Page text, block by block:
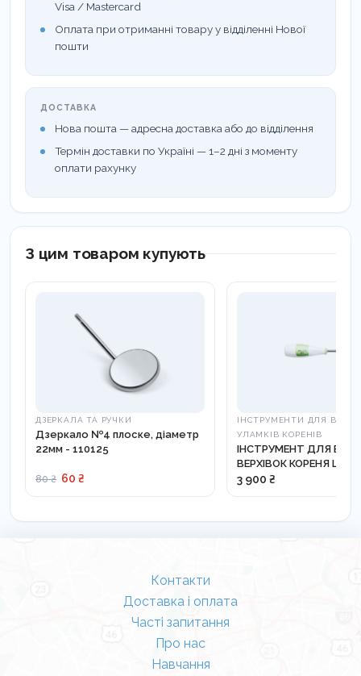
Активатор2 використовується нова лінійка, так
як змінилась відстань між розмірами у порівнянні
зі стандартними ЛМ-Активаторами.
Використовувати класичну лінійку LM-
OrthoSizer з новими моделями або нову лінійку
LM-OrthoSizer2 зі стандартними моделями не
можна!
Visa / Mastercard
Оплата при отриманні товару у відділенні Нової
пошти
ДОСТАВКА
Нова пошта — адресна доставка або до відділення
Термін доставки по Україні — 1–2 дні з моменту
оплати рахунку
З цим товаром купують
ДЗЕРКАЛА ТА РУЧКИ
Дзеркало №4 плоске, діаметр
22мм - 110125
80 ₴ 60 ₴
ІНСТРУМЕНТИ ДЛЯ
УЛАМКІВ КОРЕНІВ
ІНСТРУМЕНТ ДЛЯ
ВЕРХІВОК КОРЕНЯ LM-
812210
3 900 ₴
Контакти
Доставка і оплата
Часті запитання
Про нас
Навчання